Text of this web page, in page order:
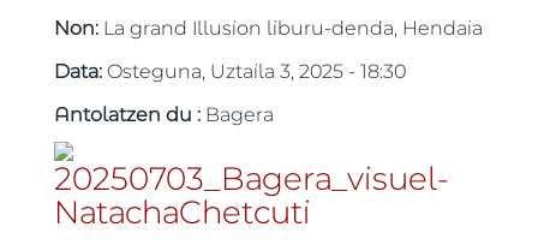
Non: La grand Illusion liburu-denda, Hendaia
Data:Osteguna, Uztaila 3, 2025 - 18:30
Antolatzen du : Bagera